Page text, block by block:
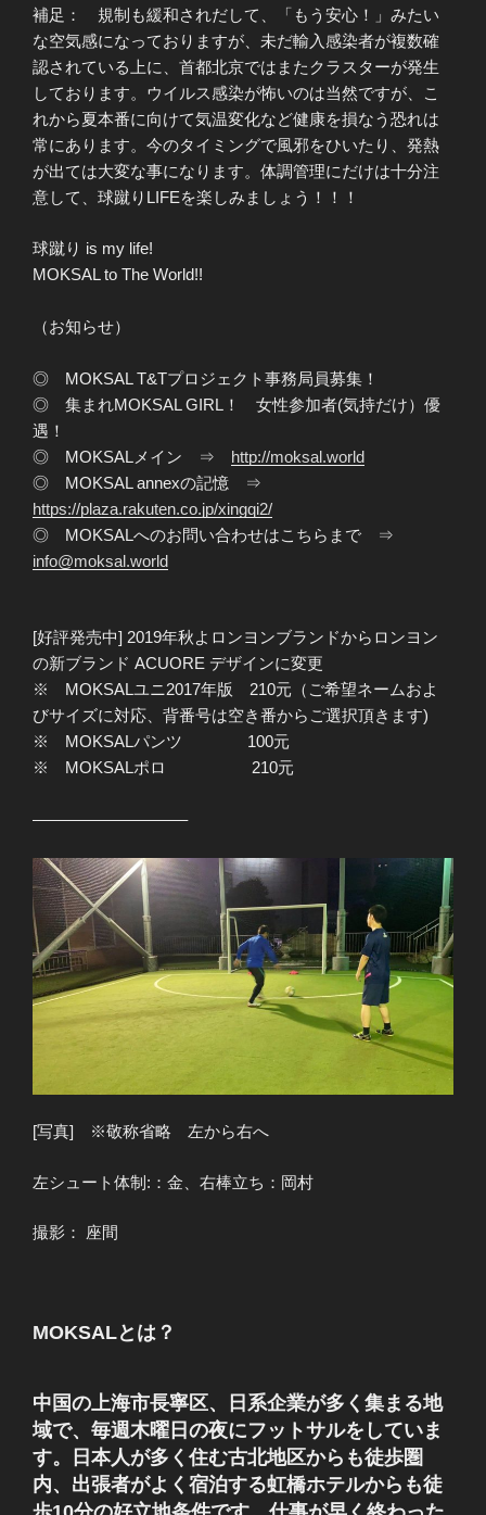
補足： 規制も緩和されだして、「もう安心！」みたい
な空気感になっておりますが、未だ輸入感染者が複数確
認されている上に、首都北京ではまたクラスターが発生
しております。ウイルス感染が怖いのは当然ですが、こ
れから夏本番に向けて気温変化など健康を損なう恐れは
常にあります。今のタイミングで風邪をひいたり、発熱
が出ては大変な事になります。体調管理にだけは十分注
意して、球蹴りLIFEを楽しみましょう！！！
球蹴り is my life!
MOKSAL to The World!!
（お知らせ）
◎ MOKSAL T&Tプロジェクト事務局員募集！
◎ 集まれMOKSAL GIRL！ 女性参加者(気持だけ）優
遇！
◎ MOKSALメイン ⇒ http://moksal.world
◎ MOKSAL annexの記憶 ⇒
https://plaza.rakuten.co.jp/xingqi2/
◎ MOKSALへのお問い合わせはこちらまで ⇒
info@moksal.world
[好評発売中] 2019年秋よロンヨンブランドからロンヨン
の新ブランド ACUORE デザインに変更
※ MOKSALユニ2017年版 210元（ご希望ネームおよ
びサイズに対応、背番号は空き番からご選択頂きます)
※ MOKSALパンツ 100元
※ MOKSALポロ 210元
—————————–
[写真] ※敬称省略 左から右へ
左シュート体制:：金、右棒立ち：岡村
撮影： 座間
MOKSALとは？
中国の上海市長寧区、日系企業が多く集まる地
域で、毎週木曜日の夜にフットサルをしていま
す。日本人が多く住む古北地区からも徒歩圏
内、出張者がよく宿泊する虹橋ホテルからも徒